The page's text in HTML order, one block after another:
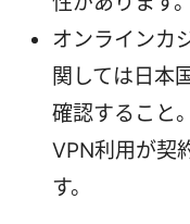
オンラインカ
関しては日本
確認すること
VPN利用が契
す。